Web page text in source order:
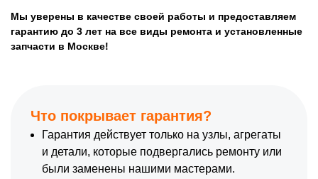
Мы уверены в качестве своей работы и предоставляем
гарантию до 3 лет на все виды ремонта и установленные
запчасти в Москве!
Что покрывает гарантия?
Гарантия действует только на узлы, агрегаты
и детали, которые подвергались ремонту или
были заменены нашими мастерами.